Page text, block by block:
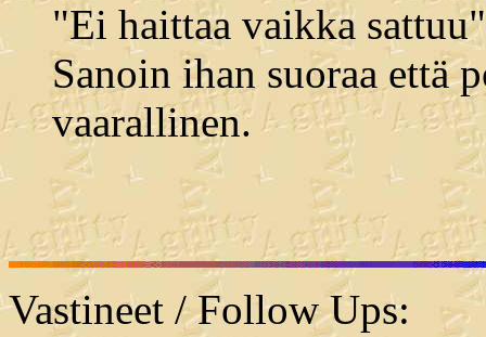
"Ei haittaa vaikka
Sanoin ihan suoraa että
vaarallinen.
Vastineet / Follow Ups: